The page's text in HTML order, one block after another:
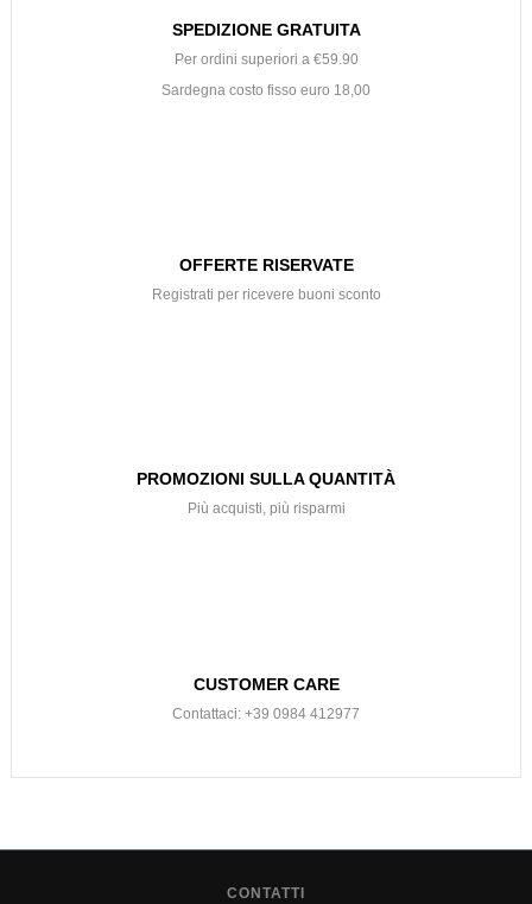
SPEDIZIONE GRATUITA
Per ordini superiori a €59.90
Sardegna costo fisso euro 18,00
OFFERTE RISERVATE
Registrati per ricevere buoni sconto
PROMOZIONI SULLA QUANTITÀ
Più acquisti, più risparmi
CUSTOMER CARE
Contattaci: +39 0984 412977
CONTATTI